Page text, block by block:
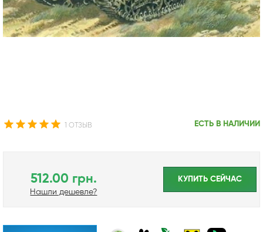
1 ОТЗЫВ ЕСТЬ В НАЛИЧИИ
512.00 грн.
Нашли дешевле?
КУПИТЬ CЕЙЧАС